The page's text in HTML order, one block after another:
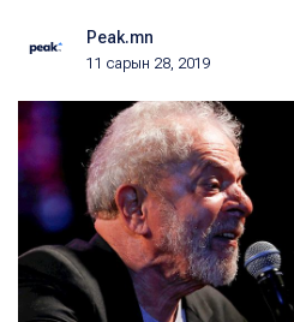
Peak.mn
11 сарын 28, 2019